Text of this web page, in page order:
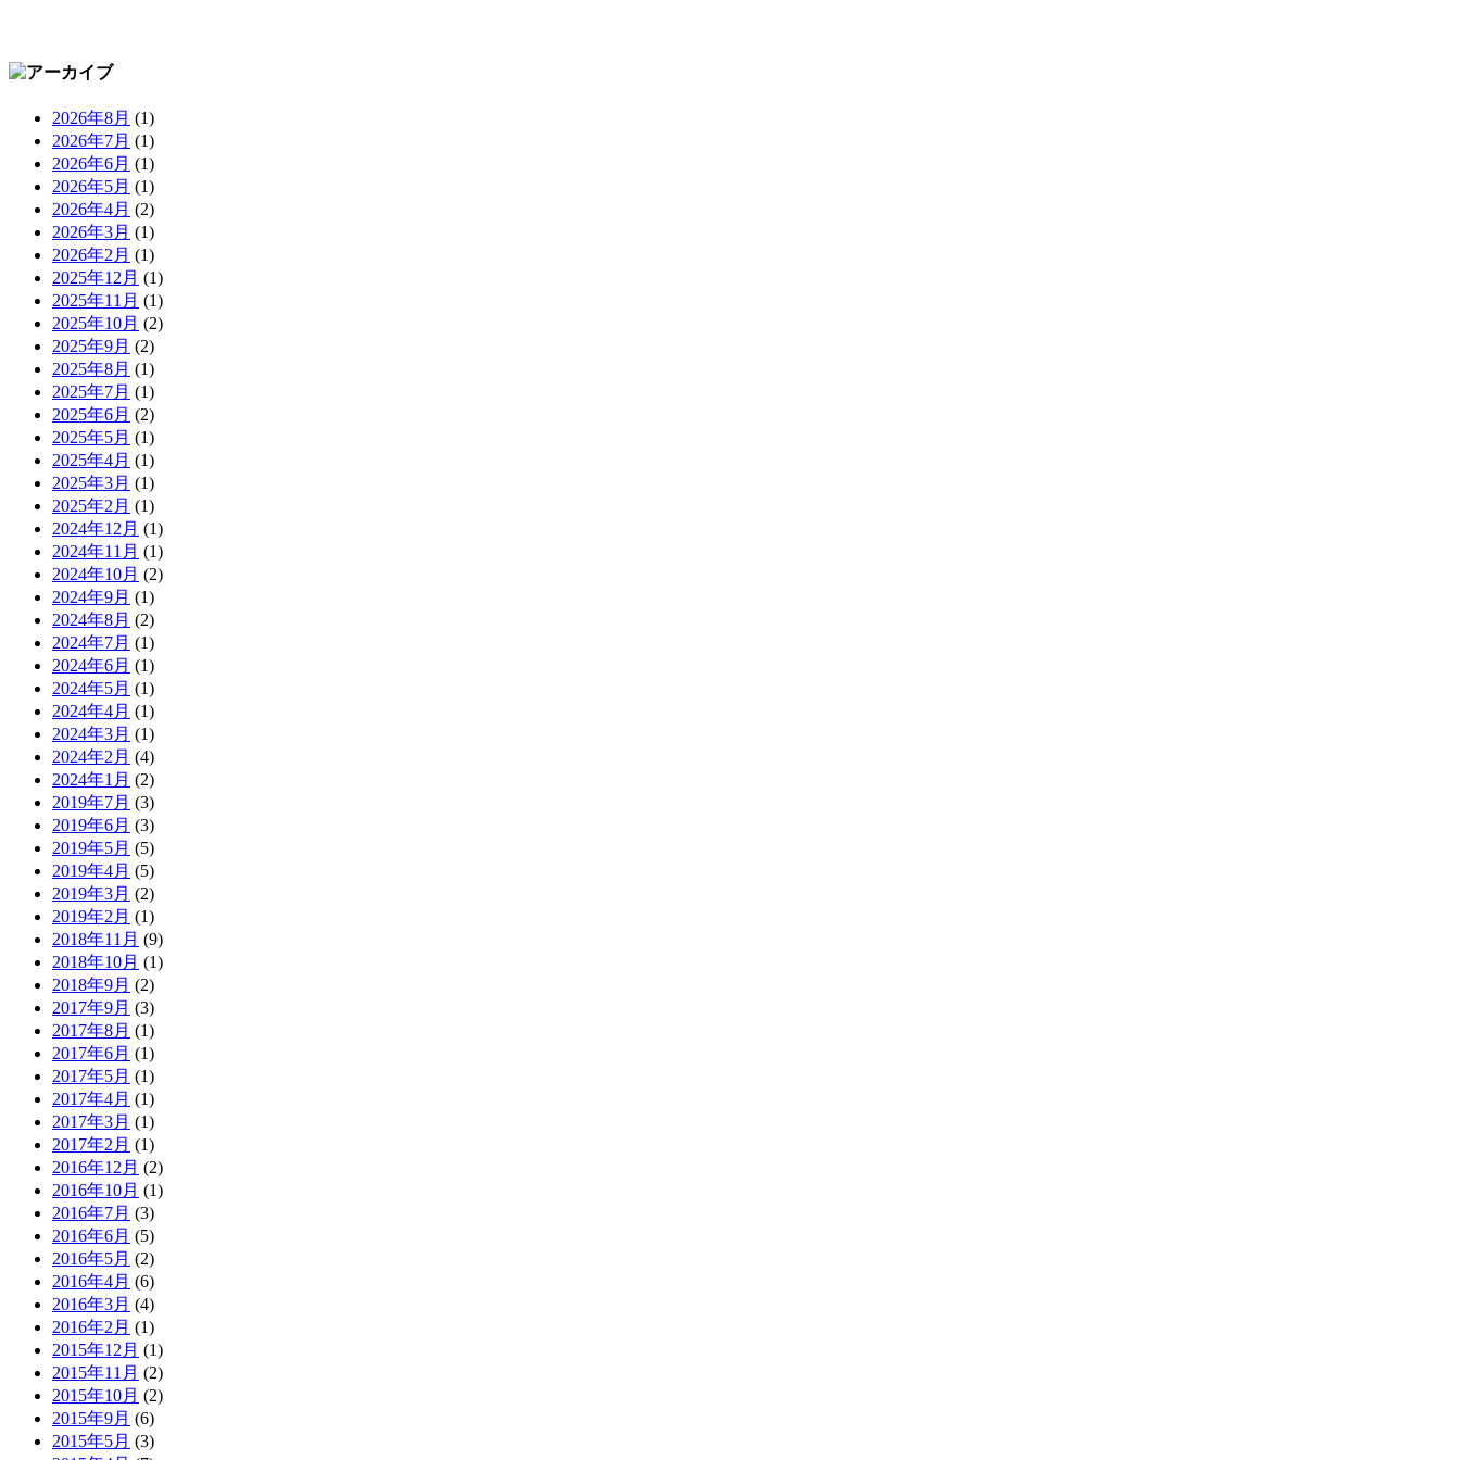
2026年8月 (1)
2026年7月 (1)
2026年6月 (1)
2026年5月 (1)
2026年4月 (2)
2026年3月 (1)
2026年2月 (1)
2025年12月 (1)
2025年11月 (1)
2025年10月 (2)
2025年9月 (2)
2025年8月 (1)
2025年7月 (1)
2025年6月 (2)
2025年5月 (1)
2025年4月 (1)
2025年3月 (1)
2025年2月 (1)
2024年12月 (1)
2024年11月 (1)
2024年10月 (2)
2024年9月 (1)
2024年8月 (2)
2024年7月 (1)
2024年6月 (1)
2024年5月 (1)
2024年4月 (1)
2024年3月 (1)
2024年2月 (4)
2024年1月 (2)
2019年7月 (3)
2019年6月 (3)
2019年5月 (5)
2019年4月 (5)
2019年3月 (2)
2019年2月 (1)
2018年11月 (9)
2018年10月 (1)
2018年9月 (2)
2017年9月 (3)
2017年8月 (1)
2017年6月 (1)
2017年5月 (1)
2017年4月 (1)
2017年3月 (1)
2017年2月 (1)
2016年12月 (2)
2016年10月 (1)
2016年7月 (3)
2016年6月 (5)
2016年5月 (2)
2016年4月 (6)
2016年3月 (4)
2016年2月 (1)
2015年12月 (1)
2015年11月 (2)
2015年10月 (2)
2015年9月 (6)
2015年5月 (3)